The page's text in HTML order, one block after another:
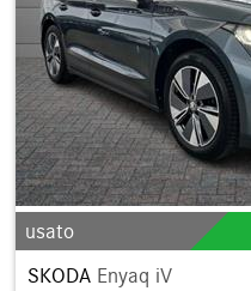
usato
SKODA Enyaq iV